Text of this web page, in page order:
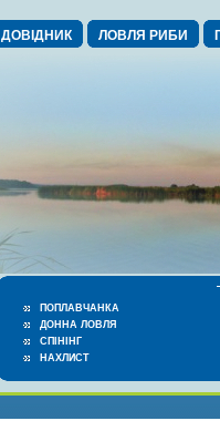
ДОВІДНИК ЛОВЛЯ РИБИ
ПОПЛАВЧАНКА
ДОННА ЛОВЛЯ
СПІНІНГ
НАХЛИСТ